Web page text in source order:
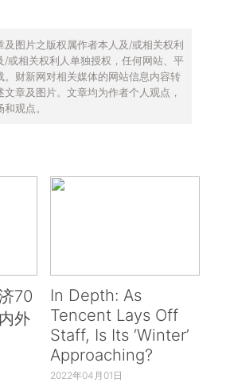
及图片之版权属作者本人及/或相关权利
/或相关权利人单独授权，任何网站、平
。财新网对相关媒体的网站信息内容转
章及图片。文章均为作者个人观点，
观点。
70
外
In Depth: As
Tencent Lays Off
Staff, Is Its ‘Winter’
Approaching?
2022年04月01日